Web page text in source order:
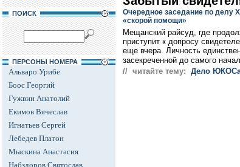
ПОИСК
ПЕРСОНЫ НОМЕРА
Альваро Урибе
Боос Георгий
Гужвин Анатолий
Екимов Вячеслав
Игнатьев Сергей
Лебедев Платон
Мыскина Анастасия
Набздоров Святослав
Очередное заседание по делу
«скорой помощи»
Мещанский райсуд, где
приступит к допросу
еще вчера. Личность
засекреченной до самого
// читайте тему: Дело